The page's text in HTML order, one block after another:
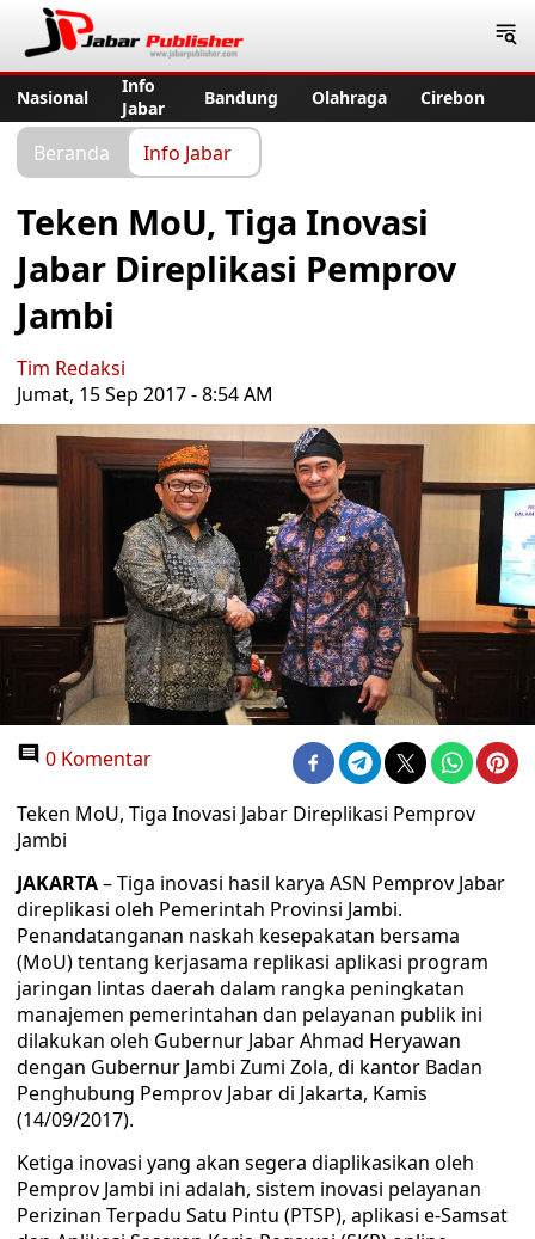
Nasional
Info
Jabar
Bandung Olahraga Cirebon
Beranda Info Jabar
Teken MoU, Tiga Inovasi
Jabar Direplikasi Pemprov
Jambi
Tim Redaksi
Jumat, 15 Sep 2017 - 8:54 AM
0 Komentar
Teken MoU, Tiga Inovasi Jabar Direplikasi Pemprov
Jambi
JAKARTA– Tiga inovasi hasil karya ASN Pemprov Jabar
direplikasi oleh Pemerintah Provinsi Jambi.
Penandatanganan naskah kesepakatan bersama
(MoU) tentang kerjasama replikasi aplikasi program
jaringan lintas daerah dalam rangka peningkatan
manajemen pemerintahan dan pelayanan publik ini
dilakukan oleh Gubernur Jabar Ahmad Heryawan
dengan Gubernur Jambi Zumi Zola, di kantor Badan
Penghubung Pemprov Jabar di Jakarta, Kamis
(14/09/2017).
Ketiga inovasi yang akan segera diaplikasikan oleh
Pemprov Jambi ini adalah, sistem inovasi pelayanan
Perizinan Terpadu Satu Pintu (PTSP), aplikasi e-Samsat